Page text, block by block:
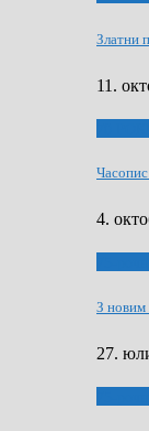
Златни
11.
4.
З новим
27.